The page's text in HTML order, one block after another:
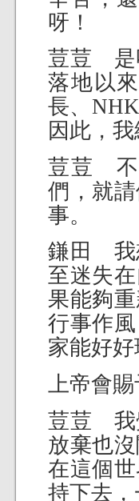
呀！
荳荳 是
落地以
長、
因此，我
荳荳 不
們，就
事。
鎌田 我
至迷失
果能夠
行事作
家能好
上帝會
荳荳 我
放棄也
在這個
持下去